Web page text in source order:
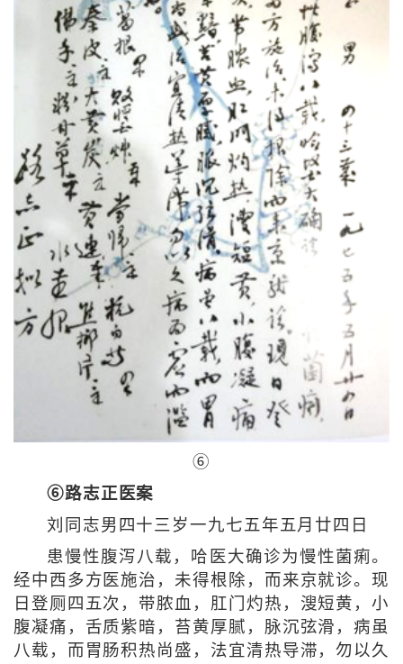
⑥
⑥路志正医案
刘同志男四十三岁一九七五年五月廿四日
患慢性腹泻八载，哈医大确诊为慢性菌痢。
经中西多方医施治，未得根除，而来京就诊。现
日登厕四五次，带脓血，肛门灼热，溲短黄，小
腹凝痛，舌质紫暗，苔黄厚腻，脉沉弦滑，病虽
八载，而胃肠积热尚盛，法宜清热导滞，勿以久